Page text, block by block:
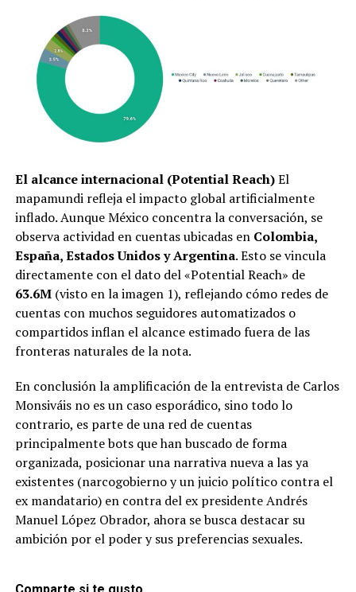
El alcance internacional (Potential Reach)El
mapamundi refleja el impacto global artificialmente
inflado. Aunque México concentra la conversación, se
observa actividad en cuentas ubicadas en Colombia,
España, Estados Unidos y Argentina. Esto se vincula
directamente con el dato del «Potential Reach» de
63.6M(visto en la imagen 1), reflejando cómo redes de
cuentas con muchos seguidores automatizados o
compartidos inflan el alcance estimado fuera de las
fronteras naturales de la nota.
En conclusión la amplificación de la entrevista de Carlos
Monsiváis no es un caso esporádico, sino todo lo
contrario, es parte de una red de cuentas
principalmente bots que han buscado de forma
organizada, posicionar una narrativa nueva a las ya
existentes (narcogobierno y un juicio político contra el
ex mandatario) en contra del ex presidente Andrés
Manuel López Obrador, ahora se busca destacar su
ambición por el poder y sus preferencias sexuales.